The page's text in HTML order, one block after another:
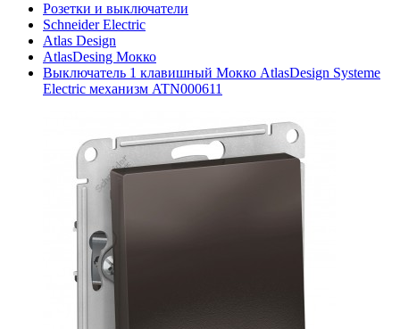
Розетки и выключатели
Schneider Electric
Atlas Design
AtlasDesing Мокко
Выключатель 1 клавишный Мокко AtlasDesign Systeme
Electric механизм ATN000611